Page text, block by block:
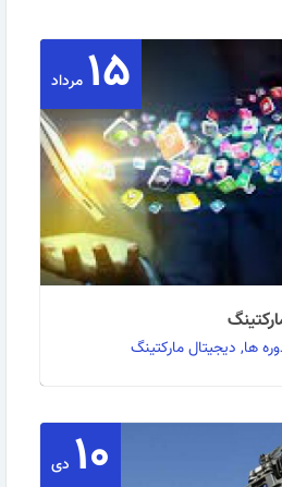
۱۵ مرداد
ها, دیجیتال مارکتینگ
آموزش بازرگانی: بازاریابی
اصطلاحی است که … ۱۰ دی